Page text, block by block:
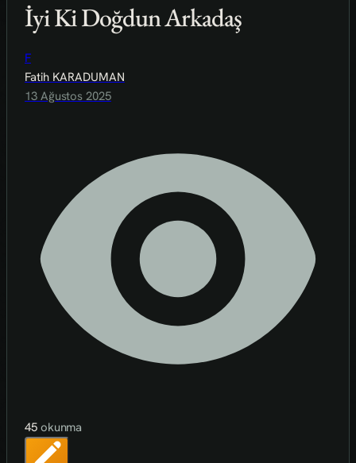
İyi Ki Doğdun Arkadaş
F
Fatih KARADUMAN
13 Ağustos 2025
45 okunma